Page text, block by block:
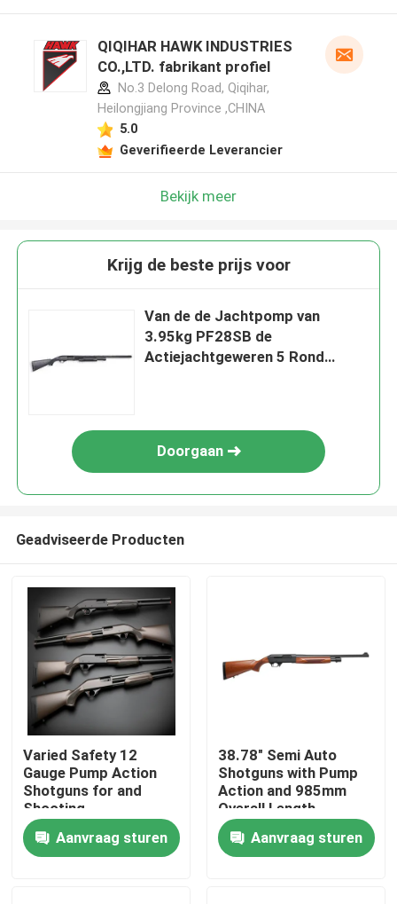
Thuis
Producten
QIQIHAR HAWK INDUSTRIES
CO.,LTD. fabrikant profiel
No.3 Delong Road, Qiqihar,
Heilongjiang Province ,CHINA
5.0
Geverifieerde Leverancier
Bekijk meer
Krijg de beste prijs voor
Van de de Jachtpomp van
3.95kg PF28SB de
Actiejachtgeweren 5 Rond
Doorgaan
Geadviseerde Producten
Varied Safety 12
Gauge Pump Action
Shotguns for and
Shooting
Performance
Aanvraag sturen
38.78" Semi Auto
Shotguns with Pump
Action and 985mm
Overall Length
Aanvraag sturen